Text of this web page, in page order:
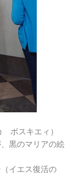
ボスキエィ）
黒のマリアの絵
イエス復活の